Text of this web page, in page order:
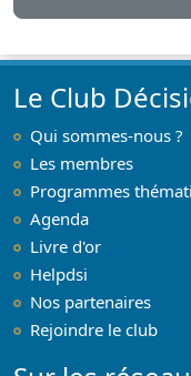
DSI en 2025
Le Club
Qui sommes-nous ?
Les membres
Programmes
Agenda
Livre d'or
Helpdsi
Nos partenaires
Rejoindre le club